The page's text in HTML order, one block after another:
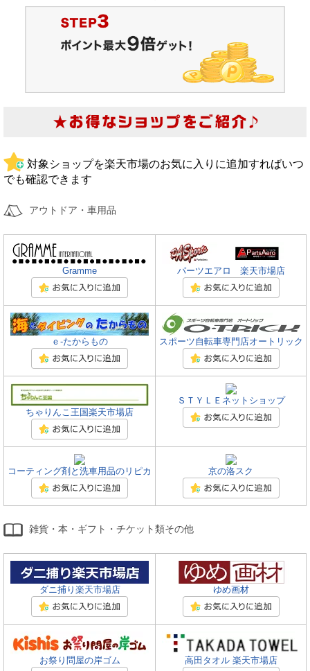
対象ショップを楽天市場のお気に入りに追加すればいつ
でも確認できます
アウトドア・車用品
Gramme パーツエアロ 楽天市場店
ｅ-たからもの スポーツ自転車専門店オートリック
ちゃりんこ王国楽天市場店
ＳＴＹＬＥネットショップ
コーティング剤と洗車用品のリピカ 京の洛スク
雑貨・本・ギフト・チケット類その他
ダニ捕り楽天市場店 ゆめ画材
お祭り問屋の岸ゴム 高田タオル 楽天市場店